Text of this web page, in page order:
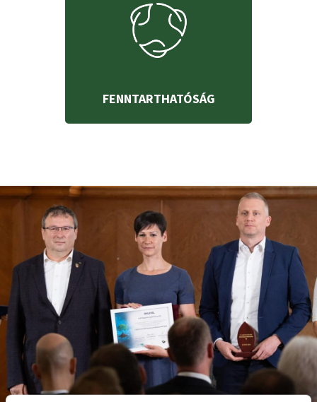
FENNTARTHATÓSÁG